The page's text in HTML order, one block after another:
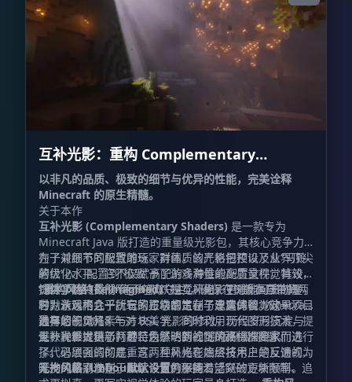
互补光影：重构 Complementary
Shaders - Reimagined
以非凡的品质、极致的细节与优异的性能，完美诠释
Minecraft 的原生精髓。
关于本作
互补光影 (Complementary Shaders) 是一款专为
Minecraft Java 版打造的重量级光影包，其核心竞争力
在于对细节的极致雕琢、对画质的严格把控以及业界顶尖
的优化水平。它不仅赋予了游戏海量的高质量视觉特效，
提供了两种截然不同的默认视觉风格，更难能可贵的是，
它为游戏内几乎所有的方块都定制了专属的视觉效果。
为了兼顾不同配置的玩家群体，该光影包预设了从“马铃
薯级”入门配置到“极致”高配的多种性能配置文件。其设
计哲学始终贯彻“绝不喧宾夺主”，确保在提升画质的同
时，永远不会干扰玩家正常的生存与建造体验。这一项目
最早始于 2018 年对 BSL 光影的修改，历经岁月沉淀与
无数次重大更新，甚至为了达到社区的高标准要求而进行
了代码层面的彻底重写。互补光影始终将用户的反馈视为
开发的最高准则，直至今日仍保持着活跃的更新频率。
“重构风格 (Reimagined)”是互补光影 r5 版本自带的两
种默认风格之一。它的核心宗旨在于忠实保留 Minecraft
独有的视觉元素与方块美学，同时利用现代图形技术，提
供一种经过精心打磨、焕然一新的“原版升级”质感。
选择您的风格
互补光影提供了两种特色鲜明的视觉风格供探险家们选
择。必须强调的是，这两种风格在底层技术上是互通的，
唯一的区别仅在于默认设置的不同：
无拘风格 (Unbound)：专为那些渴望突破方块限制、追